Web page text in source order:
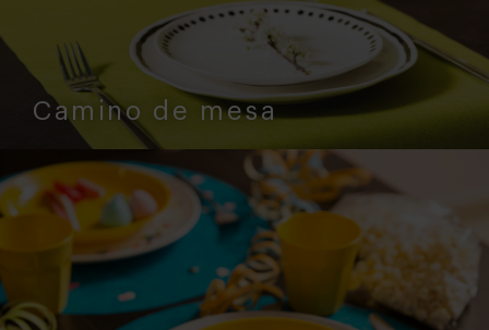
Camino de mesa